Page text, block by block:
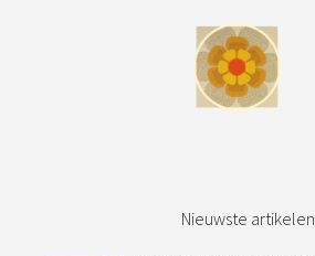
Nieuwste artikelen